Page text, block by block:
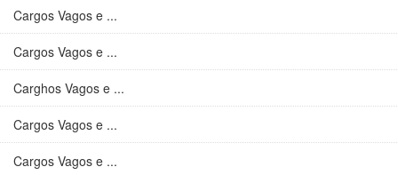
Cargos Vagos e ...
Cargos Vagos e ...
Carghos Vagos e ...
Cargos Vagos e ...
Cargos Vagos e ...